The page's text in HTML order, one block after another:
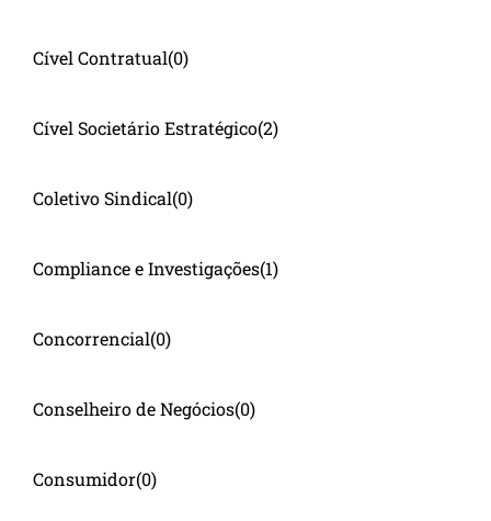
Cível Contratual(0)
Cível Societário Estratégico(2)
Coletivo Sindical(0)
Compliance e Investigações(1)
Concorrencial(0)
Conselheiro de Negócios(0)
Consumidor(0)